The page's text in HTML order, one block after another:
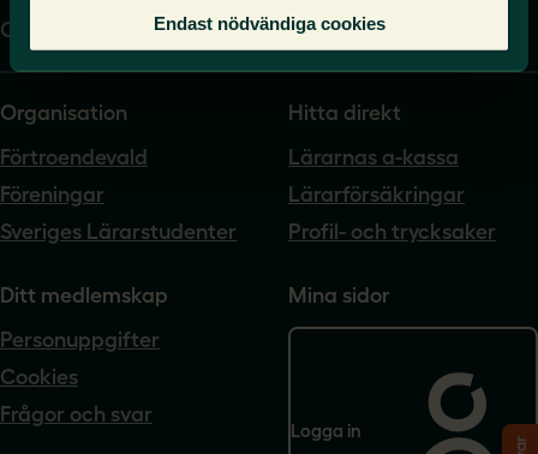
Endast nödvändiga cookies
Org.nr. 802540-5542
Organisation
Förtroendevald
Föreningar
Sveriges Lärarstudenter
Hitta direkt
Lärarnas a-kassa
Lärarförsäkringar
Profil- och trycksaker
Ditt medlemskap
Personuppgifter
Cookies
Frågor och svar
Mina sidor
Logga in